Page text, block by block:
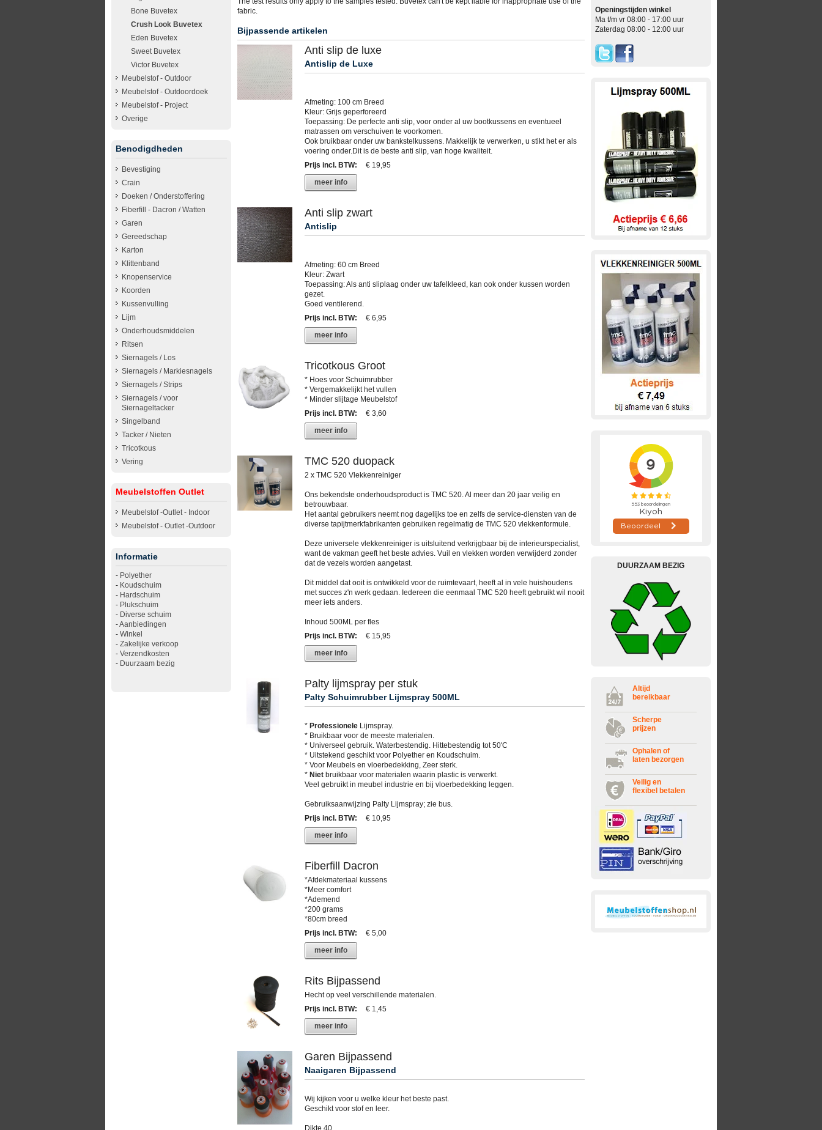
Bone Buvetex
Crush Look Buvetex
Eden Buvetex
Sweet Buvetex
Victor Buvetex
Meubelstof - Outdoor
Meubelstof - Outdoordoek
Meubelstof - Project
Overige
Benodigdheden
Bevestiging
Crain
Doeken / Onderstoffering
Fiberfill - Dacron / Watten
Garen
Gereedschap
Karton
Klittenband
Knopenservice
Koorden
Kussenvulling
Lijm
Onderhoudsmiddelen
Ritsen
Siernagels / Los
Siernagels / Markiesnagels
Siernagels / Strips
Siernagels / voor
Siernageltacker
Singelband
Tacker / Nieten
Tricotkous
Vering
Meubelstoffen Outlet
Meubelstof -Outlet - Indoor
Meubelstof - Outlet -Outdoor
Informatie
- Polyether
- Koudschuim
- Hardschuim
- Plukschuim
- Diverse schuim
-Aanbiedingen
- Winkel
- Zakelijke verkoop
- Verzendkosten
- Duurzaam bezig
fabric.
Bijpassende artikelen
Anti slip de luxe
Antislip de Luxe
Afmeting: 100 cm Breed
Kleur: Grijs geperforeerd
Toepassing: De perfecte anti slip, voor onder al uw bootkussens en eventueel
matrassen om verschuiven te voorkomen.
Ook bruikbaar onder uw bankstelkussens. Makkelijk te verwerken, u stikt het er als
voering onder.Dit is de beste anti slip, van hoge kwaliteit.
Prijs incl. BTW:
€ 19,95
meer info
Anti slip zwart
Antislip
Afmeting: 60 cm Breed
Kleur: Zwart
Toepassing: Als anti sliplaag onder uw tafelkleed, kan ook onder kussen worden
gezet.
Goed ventilerend.
Prijs incl. BTW:
€ 6,95
meer info
Tricotkous Groot
* Hoes voor Schuimrubber
* Vergemakkelijkt het vullen
* Minder slijtage Meubelstof
Prijs incl. BTW:
€ 3,60
meer info
TMC 520 duopack
2 x TMC 520 Vlekkenreiniger
Ons bekendste onderhoudsproduct is TMC 520. Al meer dan 20 jaar veilig en
betrouwbaar.
Het aantal gebruikers neemt nog dagelijks toe en zelfs de service-diensten van de
diverse tapijtmerkfabrikanten gebruiken regelmatig de TMC 520 vlekkenformule.
Deze universele vlekkenreiniger is uitsluitend verkrijgbaar bij de interieurspecialist,
want de vakman geeft het beste advies. Vuil en vlekken worden verwijderd zonder
dat de vezels worden aangetast.
Dit middel dat ooit is ontwikkeld voor de ruimtevaart, heeft al in vele huishoudens
met succes z'n werk gedaan. Iedereen die eenmaal TMC 520 heeft gebruikt wil nooit
meer iets anders.
Inhoud 500ML per fles
Prijs incl. BTW:
€ 15,95
meer info
Palty lijmspray per stuk
Palty Schuimrubber Lijmspray 500ML
* ProfessioneleLijmspray.
* Bruikbaar voor de meeste materialen.
* Universeel gebruik. Waterbestendig. Hittebestendig tot 50'C
* Uitstekend geschikt voor Polyether en Koudschuim.
* Voor Meubels en vloerbedekking, Zeer sterk.
* Nietbruikbaar voor materialen waarin plastic is verwerkt.
Veel gebruikt in meubel industrie en bij vloerbedekking leggen.
Gebruiksaanwijzing Palty Lijmspray; zie bus.
Prijs incl. BTW:
€ 10,95
meer info
Fiberfill Dacron
*Afdekmateriaal kussens
*Meer comfort
*Ademend
*200 grams
*80cm breed
Prijs incl. BTW:
€ 5,00
meer info
Rits Bijpassend
Hecht op veel verschillende materialen.
Prijs incl. BTW:
€ 1,45
meer info
Garen Bijpassend
Naaigaren Bijpassend
Wij kijken voor u welke kleur het beste past.
Geschikt voor stof en leer.
Openingstijden winkel
Ma t/m vr 08:00 - 17:00 uur
Zaterdag 08:00 - 12:00 uur
DUURZAAM BEZIG
Altijd
bereikbaar
Scherpe
prijzen
Ophalen of
laten bezorgen
Veilig en
flexibel betalen